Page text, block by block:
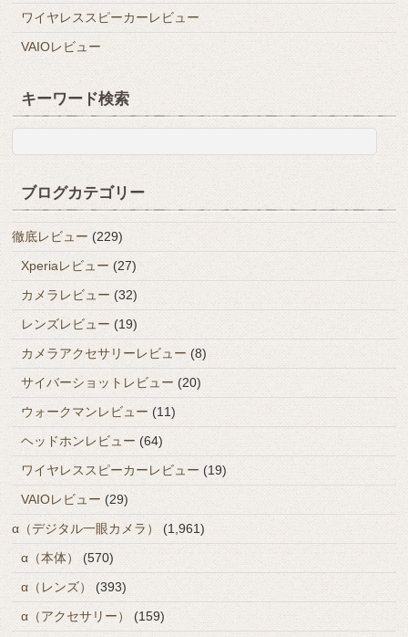
ワイヤレススピーカーレビュー
VAIOレビュー
キーワード検索
ブログカテゴリー
徹底レビュー (229)
Xperiaレビュー (27)
カメラレビュー (32)
レンズレビュー (19)
カメラアクセサリーレビュー (8)
サイバーショットレビュー (20)
ウォークマンレビュー (11)
ヘッドホンレビュー (64)
ワイヤレススピーカーレビュー (19)
VAIOレビュー (29)
α（デジタル一眼カメラ）
(1,961)
α（本体）
(570)
α（レンズ）
(393)
α（アクセサリー）
(159)